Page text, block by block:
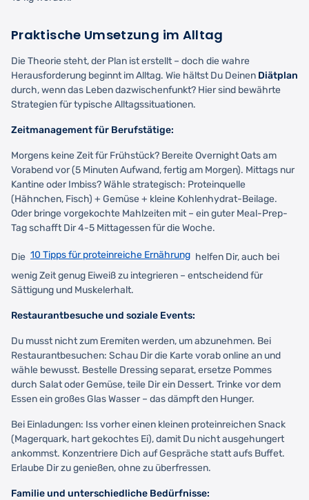
Praktische Umsetzung im Alltag
Die Theorie steht, der Plan ist erstellt – doch die wahre
Herausforderung beginnt im Alltag. Wie hältst Du Deinen Diätplan
durch, wenn das Leben dazwischenfunkt? Hier sind bewährte
Strategien für typische Alltagssituationen.
Zeitmanagement für Berufstätige:
Morgens keine Zeit für Frühstück? Bereite Overnight Oats am
Vorabend vor (5 Minuten Aufwand, fertig am Morgen). Mittags nur
Kantine oder Imbiss? Wähle strategisch: Proteinquelle
(Hähnchen, Fisch) + Gemüse + kleine Kohlenhydrat-Beilage.
Oder bringe vorgekochte Mahlzeiten mit – ein guter Meal-Prep-
Tag schafft Dir 4-5 Mittagessen für die Woche.
Die 10 Tipps für proteinreiche Ernährung helfen Dir, auch bei
wenig Zeit genug Eiweiß zu integrieren – entscheidend für
Sättigung und Muskelerhalt.
Restaurantbesuche und soziale Events:
Du musst nicht zum Eremiten werden, um abzunehmen. Bei
Restaurantbesuchen: Schau Dir die Karte vorab online an und
wähle bewusst. Bestelle Dressing separat, ersetze Pommes
durch Salat oder Gemüse, teile Dir ein Dessert. Trinke vor dem
Essen ein großes Glas Wasser – das dämpft den Hunger.
Bei Einladungen: Iss vorher einen kleinen proteinreichen Snack
(Magerquark, hart gekochtes Ei), damit Du nicht ausgehungert
ankommst. Konzentriere Dich auf Gespräche statt aufs Buffet.
Erlaube Dir zu genießen, ohne zu überfressen.
Familie und unterschiedliche Bedürfnisse: